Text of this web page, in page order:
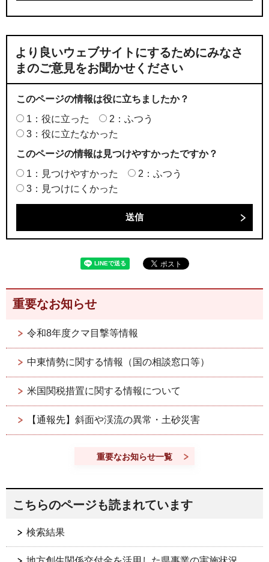
より良いウェブサイトにするためにみなさ
まのご意見をお聞かせください
このページの情報は役に立ちましたか？
1：役に立った
2：ふつう
3：役に立たなかった
このページの情報は見つけやすかったですか？
1：見つけやすかった
2：ふつう
3：見つけにくかった
重要なお知らせ
令和8年度クマ目撃等情報
中東情勢に関する情報（国の相談窓口等）
米国関税措置に関する情報について
【通報先】斜面や渓流の異常・土砂災害
重要なお知らせ一覧
こちらのページも読まれています
検索結果